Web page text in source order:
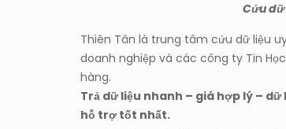
Cứu dữ
Thiên Tân là trung tâm cứu dữ liệu
doanh nghiệp và các công ty Tin
hàng.
Trả dữ liệu nhanh – giá hợp lý –
hỗ trợ tốt nhất.